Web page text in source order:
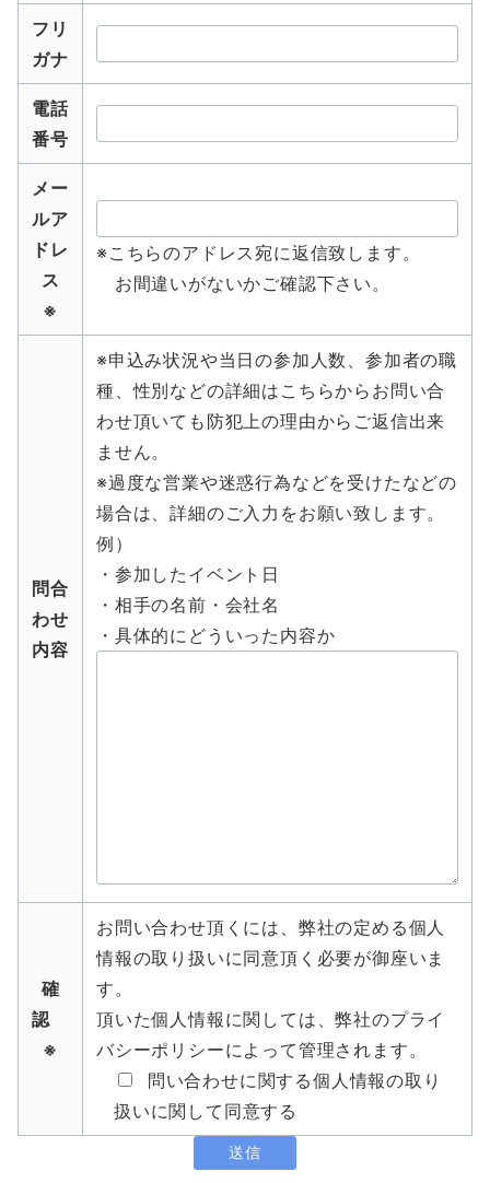
フリ
ガナ
電話
番号
メー
ルア
ドレ
ス
※
※こちらのアドレス宛に返信致します。
お間違いがないかご確認下さい。
問合
わせ
内容
※申込み状況や当日の参加人数、参加者の職
種、性別などの詳細はこちらからお問い合
わせ頂いても防犯上の理由からご返信出来
ません。
※過度な営業や迷惑行為などを受けたなどの
場合は、詳細のご入力をお願い致します。
例）
・参加したイベント日
・相手の名前・会社名
・具体的にどういった内容か
確
認
※
お問い合わせ頂くには、弊社の定める個人
情報の取り扱いに同意頂く必要が御座いま
す。
頂いた個人情報に関しては、弊社のプライ
バシーポリシーによって管理されます。
問い合わせに関する個人情報の取り
扱いに関して同意する